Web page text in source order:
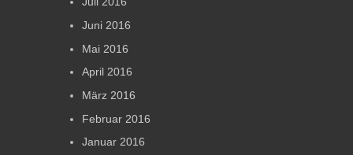
Juni 2016
Mai 2016
April 2016
März 2016
Februar 2016
Januar 2016